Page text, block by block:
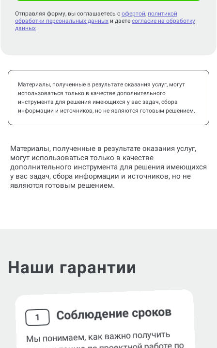
Отправляя форму, вы соглашаетесь с офертой, политикой
обработки персональных данных и даете согласие на обработку
данных
Материалы, полученные в результате оказания услуг, могут
использоваться только в качестве дополнительного
инструмента для решения имеющихся у вас задач, сбора
информации и источников, но не являются готовым решением.
Материалы, полученные в результате оказания услуг,
могут использоваться только в качестве
дополнительного инструмента для решения имеющихся
у вас задач, сбора информации и источников, но не
являются готовым решением.
Наши гарантии
1 Соблюдение сроков
Мы понимаем, как важно получить